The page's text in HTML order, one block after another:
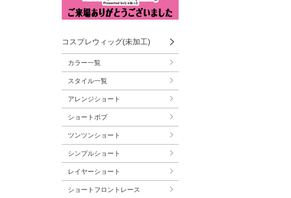
コスプレウィッグ(未加工)
カラー一覧
スタイル一覧
アレンジショート
ショートボブ
ツンツンショート
シンプルショート
レイヤーショート
ショートフロントレース